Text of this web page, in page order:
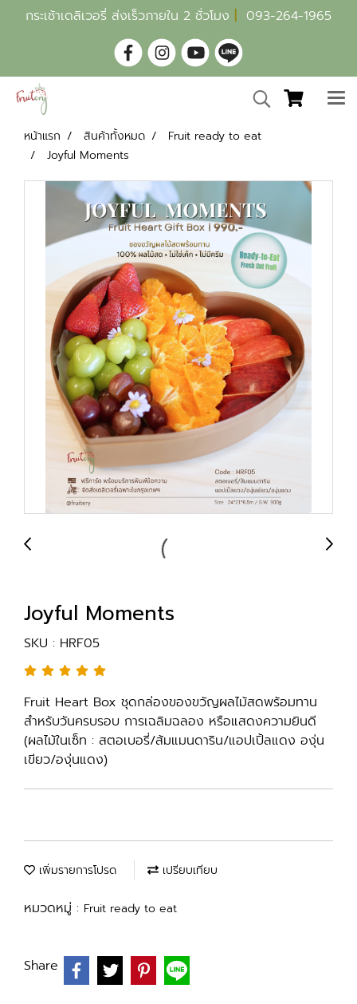
กระเช้าเดลิเวอรี่ ส่งเร็วภายใน 2 ชั่วโมง 093-264-1965
หน้าแรก สินค้าทั้งหมด
Fruit ready to eat
Joyful Moments
Joyful Moments
SKU : HRF05
Fruit Heart Box ชุดกล่องของขวัญผลไม้สดพร้อมทาน
สำหรับวันครบรอบ การเฉลิมฉลอง หรือแสดงความยินดี
(ผลไม้ในเซ็ท : สตอเบอรี่/ส้มแมนดาริน/แอปเปิ้ลแดง องุ่น
เขียว/องุ่นแดง)
เพิ่มรายการโปรด เปรียบเทียบ
หมวดหมู่ : Fruit ready to eat
Share